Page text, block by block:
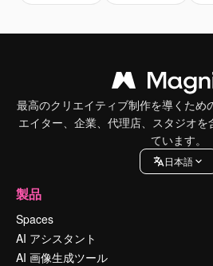
最高のクリエイティブ制作を導くため
エイター、企業、代理店、スタジオ
ています。
日本語
製品
Spaces
AI アシスタント
AI 画像生成ツール